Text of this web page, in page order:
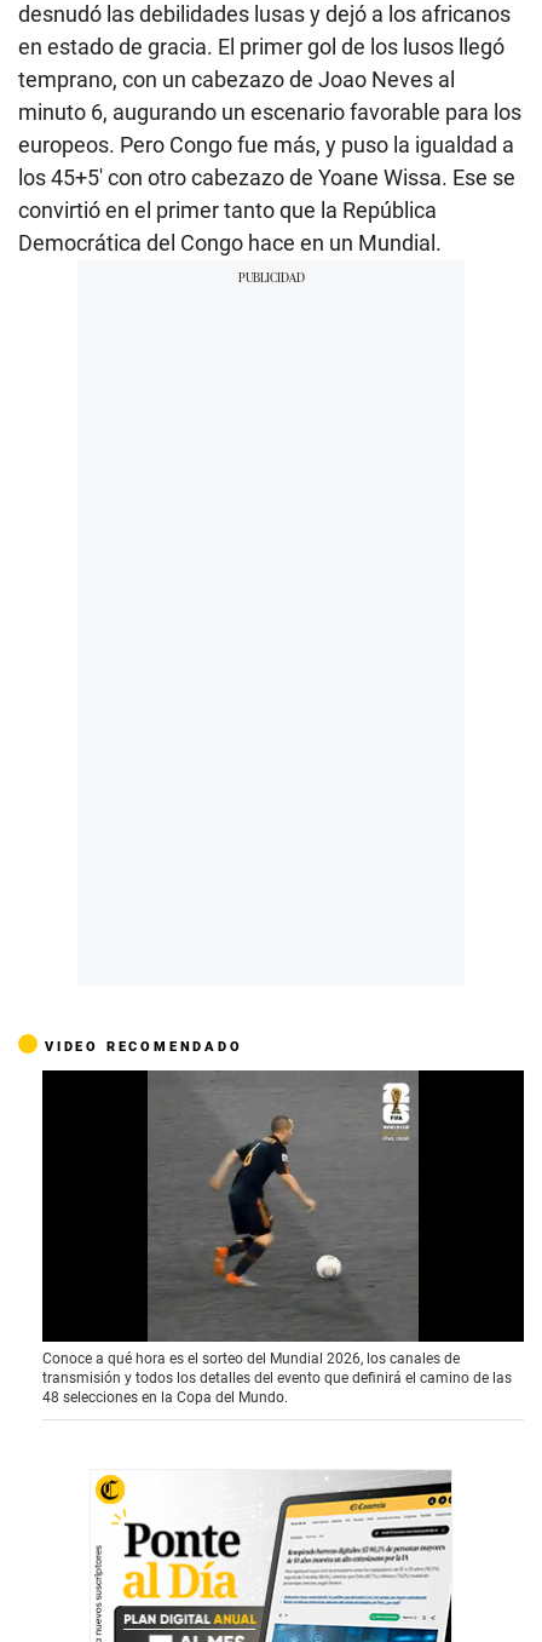
desnudó las debilidades lusas y dejó a los africanos
en estado de gracia. El primer gol de los lusos llegó
temprano, con un cabezazo de Joao Neves al
minuto 6, augurando un escenario favorable para los
europeos. Pero Congo fue más, y puso la igualdad a
los 45+5′ con otro cabezazo de Yoane Wissa. Ese se
convirtió en el primer tanto que la República
Democrática del Congo hace en un Mundial.
VIDEO RECOMENDADO
0
o
f
4
1
Conoce a qué hora es el sorteo del Mundial 2026, los canales de
transmisión y todos los detalles del evento que definirá el camino de las
48 selecciones en la Copa del Mundo.